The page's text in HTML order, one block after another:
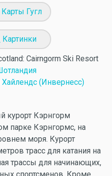
Гугл
Картинки
Cairngorm Ski Resort
(Инвернесс)
курорт Кэрнгорм
парке Кэрнгормс, на
моря. Курорт
трасс для катания на
трассы для начинающих,